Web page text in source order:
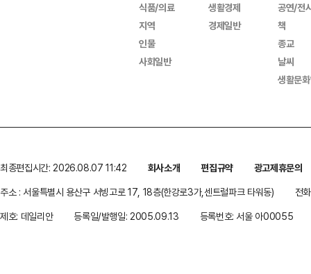
식품/의료
지역
인물
사회일반
생활경제
경제일반
공연/전
책
종교
날씨
생활문
최종편집시간: 2026.08.07 11:42 회사소개 편집규약
광고제휴문의
주소 : 서울특별시 용산구 서빙고로 17, 18층(한강로3가,센트럴파크 타워동)
전
제호: 데일리안
등록일/발행일: 2005.09.13 등록번호: 서울 아00055